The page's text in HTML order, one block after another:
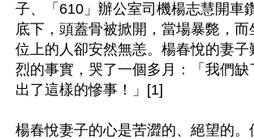
子、「610」辦公室司機楊志慧開車
底下，頭蓋骨被掀開，當場暴斃，而
位上的人卻安然無恙。楊春悅的妻子
烈的事實，哭了一個多月：「我們缺
出了這樣的慘事！」[1]
楊春悅妻子的心是苦澀的、絕望的。